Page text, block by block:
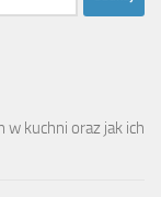
w kuchni oraz jak ich